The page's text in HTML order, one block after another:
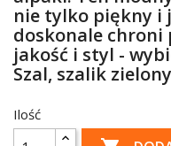
nie tylko piękny i
doskonale chroni
jakość i styl -
Szal, szalik zielony
Ilość